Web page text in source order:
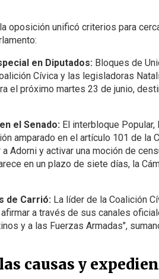
oposición unificó criterios para
en Diputados: Bloques de
Cívica y las legisladoras
el próximo martes 23 de junio,
el Senado: El interbloque
amparado en el artículo 101 de la
Adorni y activar una moción de
en un plazo de siete días, la
de Carrió: La líder de la Coalición
a través de sus canales
y a las Fuerzas Armadas",
causas y